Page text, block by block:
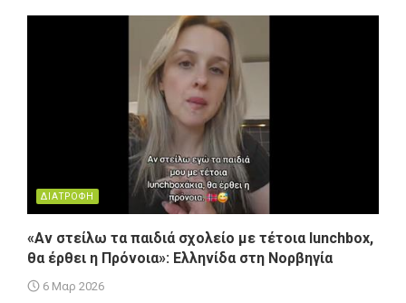
ΔΙΑΤΡΟΦΗ
«Αν στείλω τα παιδιά σχολείο με τέτοια lunchbox,
θα έρθει η Πρόνοια»: Ελληνίδα στη Νορβηγία
6 Μαρ 2026